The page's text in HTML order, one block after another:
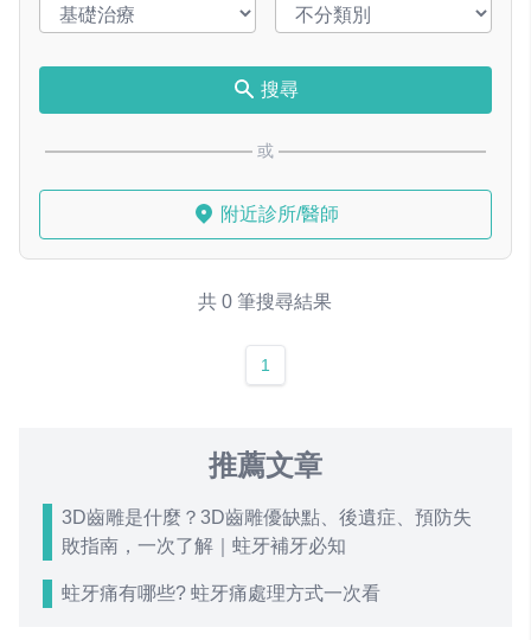
搜尋
或
附近診所/醫師
共 0 筆搜尋結果
1
推薦文章
3D齒雕是什麼？3D齒雕優缺點、後遺症、預防失
敗指南，一次了解｜蛀牙補牙必知
蛀牙痛有哪些? 蛀牙痛處理方式一次看